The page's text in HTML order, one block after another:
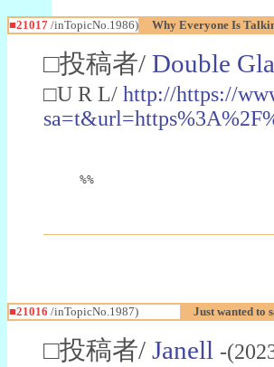
■21017 /inTopicNo.1986) Why Everyone Is
□投稿者/ Double
□U R L/ http://https://
%%
■21016 /inTopicNo.1987) Just wanted to
□投稿者/ Janell -